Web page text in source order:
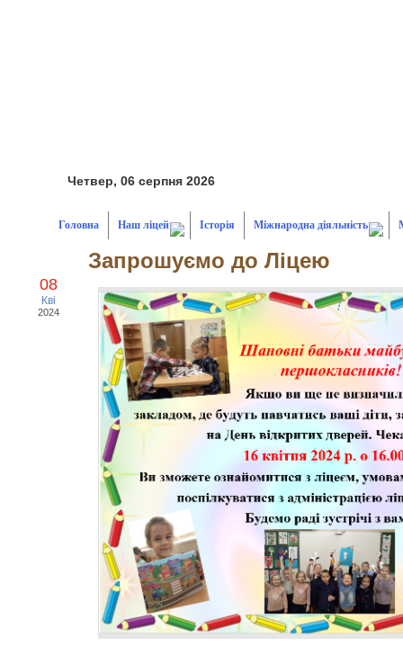
Четвер, 06 серпня 2026
Головна Наш ліцей Історія Міжнародна діяльність
08
Кві
2024
Запрошуємо до Ліцею